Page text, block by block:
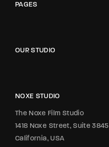
PAGES
OUR STUDIO
NOXE STUDIO
The Noxe Film Studio
1418 Noxe Street, Suite 3845
California, USA